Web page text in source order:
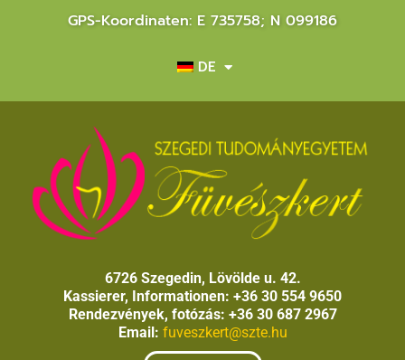
GPS-Koordinaten: E 735758; N 099186
DE
6726 Szegedin, Lövölde u. 42.
Kassierer, Informationen: +36 30 554 9650
Rendezvények, fotózás: +36 30 687 2967
Email: fuveszkert@szte.hu